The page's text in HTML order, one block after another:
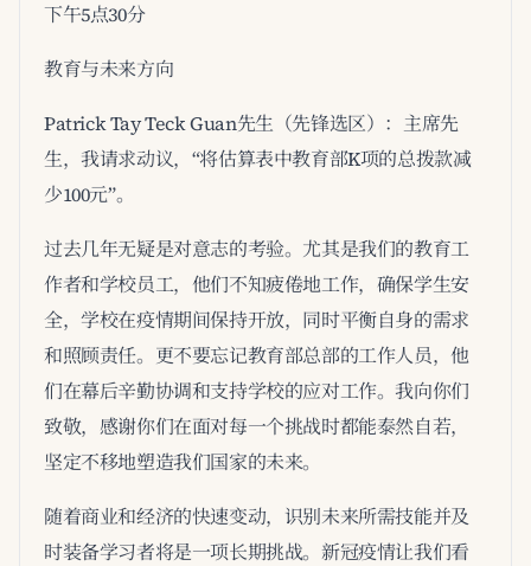
下午5点30分
教育与未来方向
Patrick Tay Teck Guan先生（先锋选区）：主席先
生，我请求动议，“将估算表中教育部K项的总拨款减
少100元”。
过去几年无疑是对意志的考验。尤其是我们的教育工
作者和学校员工，他们不知疲倦地工作，确保学生安
全，学校在疫情期间保持开放，同时平衡自身的需求
和照顾责任。更不要忘记教育部总部的工作人员，他
们在幕后辛勤协调和支持学校的应对工作。我向你们
致敬，感谢你们在面对每一个挑战时都能泰然自若，
坚定不移地塑造我们国家的未来。
随着商业和经济的快速变动，识别未来所需技能并及
时装备学习者将是一项长期挑战。新冠疫情让我们看